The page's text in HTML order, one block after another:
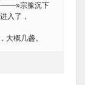
-——»宗豫沉下
入了，
大概几盏。